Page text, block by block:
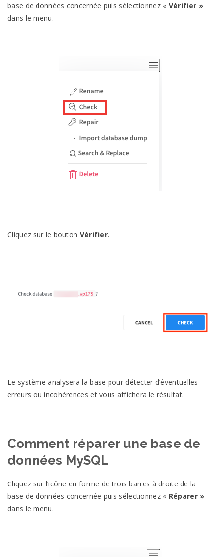
base de données concernée puis sélectionnez « Vérifier »
dans le menu.
Cliquez sur le bouton Vérifier.
Le système analysera la base pour détecter d’éventuelles
erreurs ou incohérences et vous affichera le résultat.
Comment réparer une base de
données MySQL
Cliquez sur l’icône en forme de trois barres à droite de la
base de données concernée puis sélectionnez « Réparer »
dans le menu.